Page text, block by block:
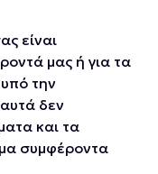
είναι
μας ή για τα
την
δεν
και τα
συμφέροντα